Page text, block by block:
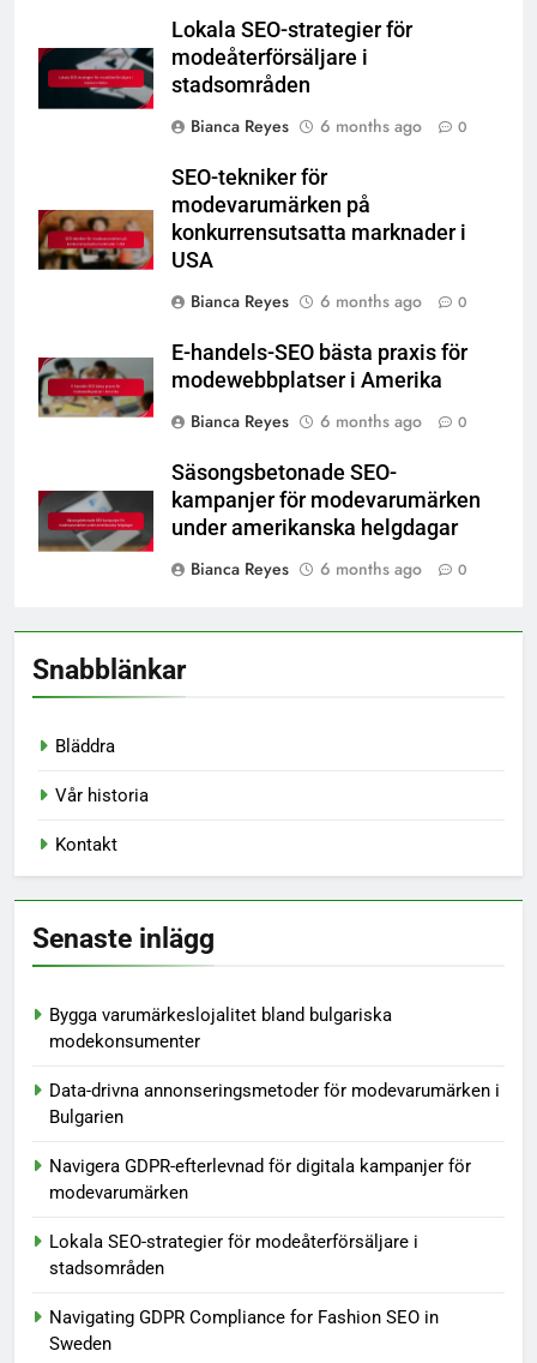
Lokala SEO-strategier för
modeåterförsäljare i
stadsområden
Bianca Reyes
6 months ago 0
SEO-tekniker för
modevarumärken på
konkurrensutsatta marknader i
USA
Bianca Reyes
6 months ago 0
E-handels-SEO bästa praxis för
modewebbplatser i Amerika
Bianca Reyes
6 months ago 0
Säsongsbetonade SEO-
kampanjer för modevarumärken
under amerikanska helgdagar
Bianca Reyes
6 months ago 0
Snabblänkar
Bläddra
Vår historia
Kontakt
Senaste inlägg
Bygga varumärkeslojalitet bland bulgariska
modekonsumenter
Data-drivna annonseringsmetoder för modevarumärken i
Bulgarien
Navigera GDPR-efterlevnad för digitala kampanjer för
modevarumärken
Lokala SEO-strategier för modeåterförsäljare i
stadsområden
Navigating GDPR Compliance for Fashion SEO in
Sweden